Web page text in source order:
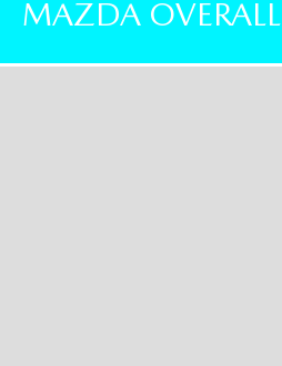
MAZDA OVERALL